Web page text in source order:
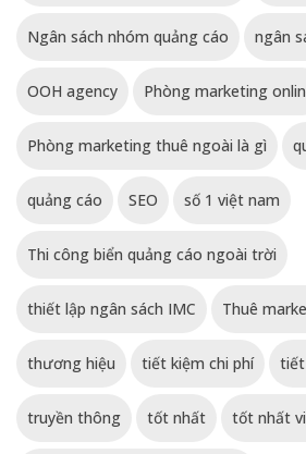
Ngân sách nhóm quảng cáo ngân
OOH agency Phòng marketing
Phòng marketing thuê ngoài là gì
quảng cáo SEO số 1 việt nam
Thi công biển quảng cáo ngoài trời
thiết lập ngân sách IMC Thuê
thương hiệu tiết kiệm chi phí tiết
truyền thông tốt nhất tốt nhất